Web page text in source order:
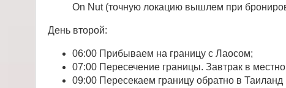
On Nut (точную локацию вышлем при
День второй:
06:00 Прибываем на границу с Лаосом;
07:00 Пересечение границы. Завтрак в
09:00 Пересекаем границу обратно в